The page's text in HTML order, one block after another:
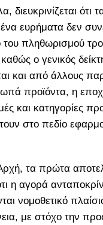
διευκρινίζεται ότι
ευρήματα δεν
του πληθωρισμού
ο γενικός
και από άλλους
προϊόντα, η
και κατηγορίες
στο πεδίο
τα πρώτα
η αγορά
νομοθετικό
με στόχο την